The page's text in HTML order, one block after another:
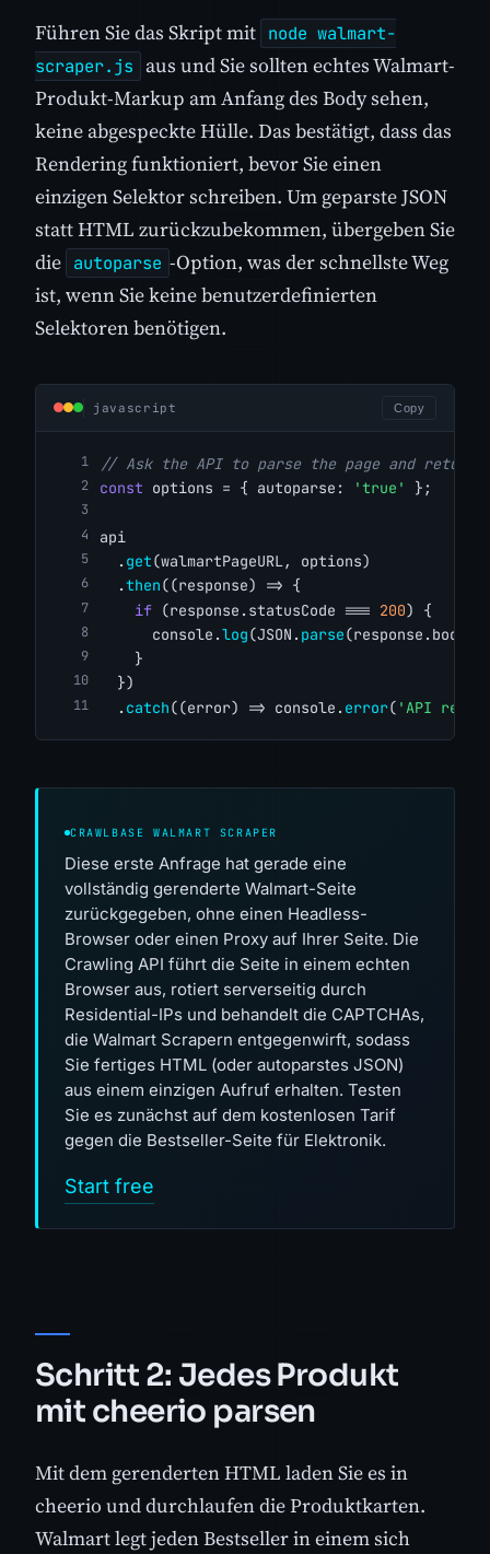
Führen Sie das Skript mit node walmart-
scraper.js
aus und Sie sollten echtes Walmart-
Produkt-Markup am Anfang des Body sehen,
keine abgespeckte Hülle. Das bestätigt, dass das
Rendering funktioniert, bevor Sie einen
einzigen Selektor schreiben. Um geparste JSON
statt HTML zurückzubekommen, übergeben Sie
die autoparse -Option, was der schnellste Weg
ist, wenn Sie keine benutzerdefinierten
Selektoren benötigen.
javascript Copy
// Ask the API to parse the page and return
const options = { autoparse: 'true' };
api
  .
get(walmartPageURL, options)
  .
then((response) => {
if (response.statusCode === 200) {
      console.
log(JSON. parse
    }
  })
  .
catch((error) => console. error( 'API
CRAWLBASE WALMART SCRAPER
Diese erste Anfrage hat gerade eine
vollständig gerenderte Walmart-Seite
zurückgegeben, ohne einen Headless-
Browser oder einen Proxy auf Ihrer Seite. Die
Crawling API führt die Seite in einem echten
Browser aus, rotiert serverseitig durch
Residential-IPs und behandelt die CAPTCHAs,
die Walmart Scrapern entgegenwirft, sodass
Sie fertiges HTML (oder autoparstes JSON)
aus einem einzigen Aufruf erhalten. Testen
Sie es zunächst auf dem kostenlosen Tarif
gegen die Bestseller-Seite für Elektronik.
Start free
Schritt 2: Jedes Produkt
mit cheerio parsen
Mit dem gerenderten HTML laden Sie es in
cheerio und durchlaufen die Produktkarten.
Walmart legt jeden Bestseller in einem sich